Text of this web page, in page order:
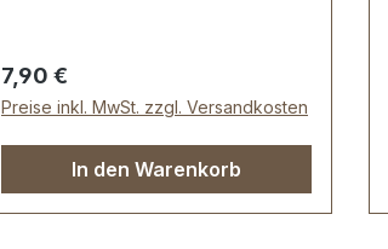
Regulärer Preis:
7,90 €
Preise inkl. MwSt. zzgl. Versandkosten
In den Warenkorb